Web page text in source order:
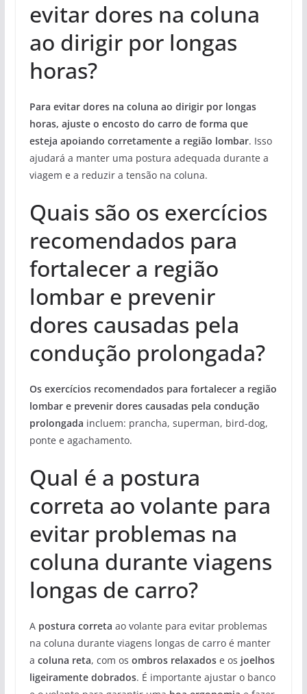
evitar dores na coluna
ao dirigir por longas
horas?
Para evitar dores na coluna ao dirigir por longas
horas, ajuste o encosto do carro de forma que
esteja apoiando corretamente a região lombar. Isso
ajudará a manter uma postura adequada durante a
viagem e a reduzir a tensão na coluna.
Quais são os exercícios
recomendados para
fortalecer a região
lombar e prevenir
dores causadas pela
condução prolongada?
Os exercícios recomendados para fortalecer a região
lombar e prevenir dores causadas pela condução
prolongada incluem: prancha, superman, bird-dog,
ponte e agachamento.
Qual é a postura
correta ao volante para
evitar problemas na
coluna durante viagens
longas de carro?
A postura correta ao volante para evitar problemas
na coluna durante viagens longas de carro é manter
a coluna reta, com os ombros relaxadose os joelhos
ligeiramente dobrados. É importante ajustar o banco